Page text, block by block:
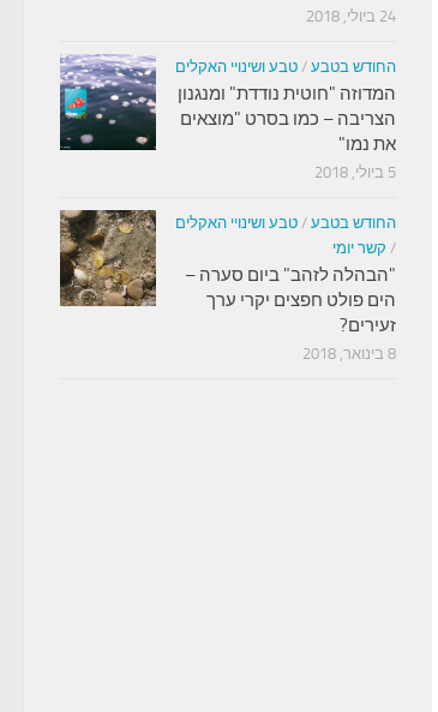
24 ביולי, 2018
החודש בטבע / טבע ושינויי האקלים
המדוזה "חוטית נודדת" ומנגנון
הצריבה – כמו בסרט "מוצאים
את נמו"
5 ביולי, 2018
החודש בטבע / טבע ושינויי האקלים
/ קשר יומי
"הבהלה לזהב" ביום סערה –
הים פולט חפצים יקרי ערך
זעירים?
8 בינואר, 2018